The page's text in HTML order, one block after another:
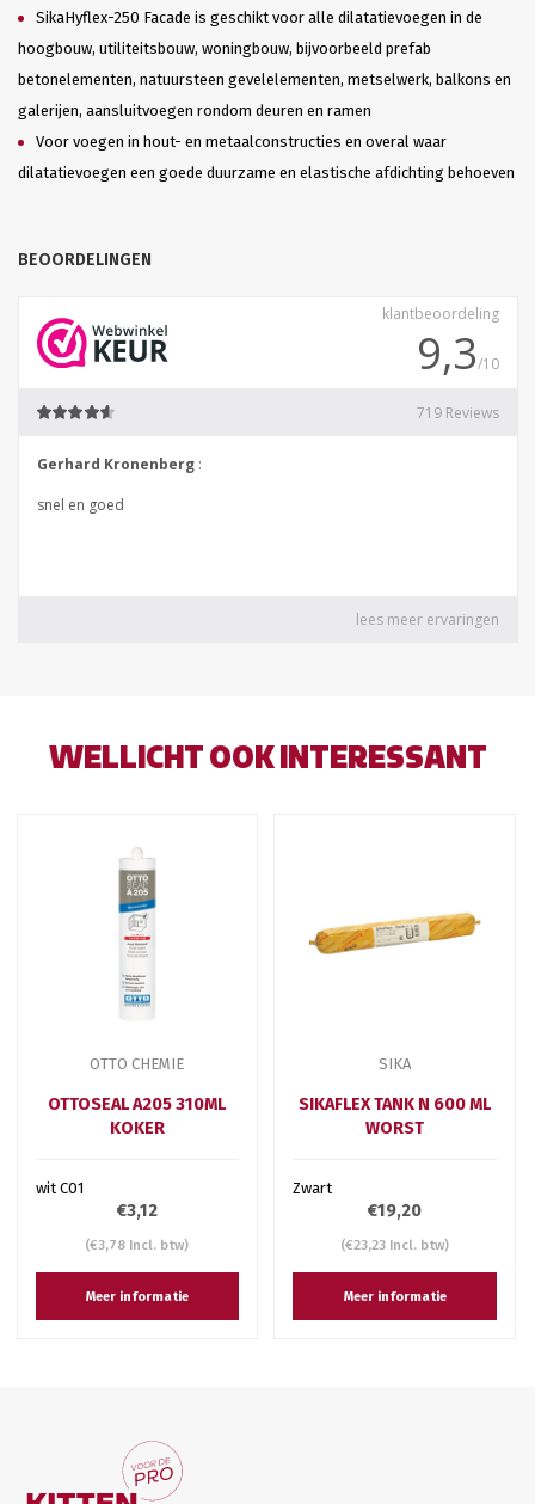
SikaHyflex-250 Facade is geschikt voor alle dilatatievoegen in de
hoogbouw, utiliteitsbouw, woningbouw, bijvoorbeeld prefab
betonelementen, natuursteen gevelelementen, metselwerk, balkons en
galerijen, aansluitvoegen rondom deuren en ramen
Voor voegen in hout- en metaalconstructies en overal waar
dilatatievoegen een goede duurzame en elastische afdichting behoeven
BEOORDELINGEN
WELLICHT OOK INTERESSANT
OTTO CHEMIE
OTTOSEAL A205 310ML
KOKER
wit C01
€3,12
(€3,78 Incl. btw)
Meer informatie
SIKA
SIKAFLEX TANK N 600 ML
WORST
Zwart
€19,20
(€23,23 Incl. btw)
Meer informatie